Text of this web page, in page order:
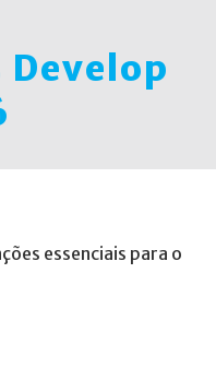
essenciais para o